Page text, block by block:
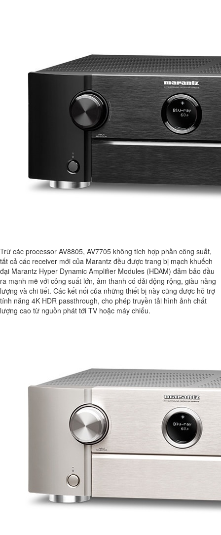
Trừ các processor AV8805, AV7705 không tích hợp phần công suất,
tất cả các receiver mới của Marantz đều được trang bị mạch khuếch
đại Marantz Hyper Dynamic Amplifier Modules (HDAM) đảm bảo đầu
ra mạnh mẽ với công suất lớn, âm thanh có dải động rộng, giàu năng
lượng và chi tiết. Các kết nối của những thiết bị này cũng được hỗ trợ
tính năng 4K HDR passthrough, cho phép truyền tải hình ảnh chất
lượng cao từ nguồn phát tới TV hoặc máy chiếu.